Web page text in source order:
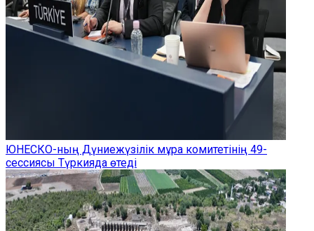
ЮНЕСКО-ның Дүниежүзілік мұра комитетінің 49-
сессиясы Түркияда өтеді